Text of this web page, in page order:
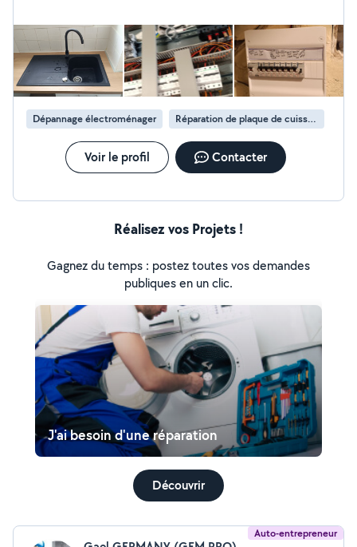
Dépannage électroménager Réparation de plaque de cuisson
Voir le profil Contacter
Réalisez vos Projets !
Gagnez du temps : postez toutes vos demandes
publiques en un clic.
J'ai besoin d'une réparation
Découvrir
Auto-entrepreneur